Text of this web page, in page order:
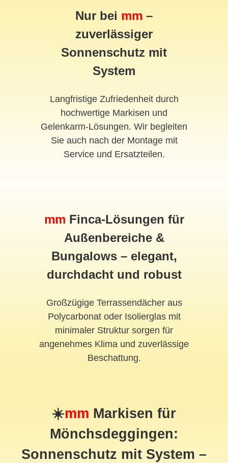
Nur bei mm –
zuverlässiger
Sonnenschutz mit
System
Langfristige Zufriedenheit durch
hochwertige Markisen und
Gelenkarm-Lösungen. Wir begleiten
Sie auch nach der Montage mit
Service und Ersatzteilen.
mm Finca-Lösungen für
Außenbereiche &
Bungalows – elegant,
durchdacht und robust
Großzügige Terrassendächer aus
Polycarbonat oder Isolierglas mit
minimaler Struktur sorgen für
angenehmes Klima und zuverlässige
Beschattung.
☀️mm Markisen für
Mönchsdeggingen:
Sonnenschutz mit System –